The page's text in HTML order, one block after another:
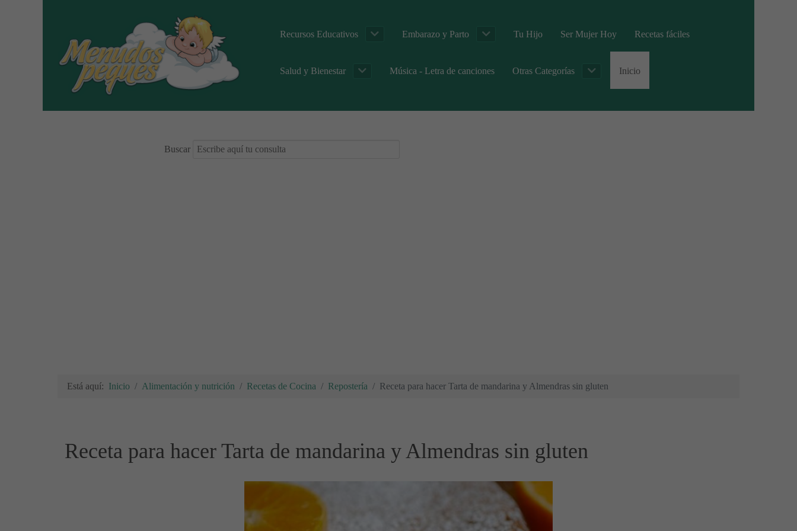
Recursos Educativos Embarazo y Parto Tu Hijo Ser Mujer Hoy Recetas fáciles
Salud y Bienestar Música - Letra de canciones Otras Categorías Inicio
Buscar
Está aquí: Inicio Alimentación y nutrición Recetas de Cocina Repostería Receta para hacer Tarta de mandarina y Almendras sin gluten
Receta para hacer Tarta de mandarina y Almendras sin gluten